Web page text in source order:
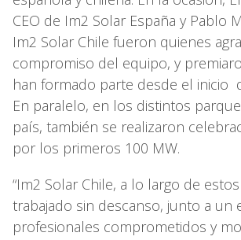
CEO de Im2 Solar España y Pablo
Im2 Solar Chile fueron quienes
compromiso del equipo, y
han formado parte desde el inicio
En paralelo, en los distintos
país, también se realizaron
por los primeros 100 MW.
“Im2 Solar Chile, a lo largo de
trabajado sin descanso, junto a un
profesionales comprometidos y